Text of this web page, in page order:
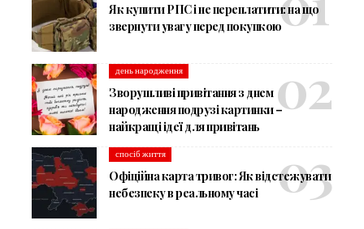
Як купити РПС і не переплатити: на що
звернути увагу перед покупкою
день народження
Зворушливі привітання з днем
народження подрузі картинки –
найкращі ідеї для привітань
спосіб життя
Офіційна карта тривог: Як відстежувати
небезпеку в реальному часі